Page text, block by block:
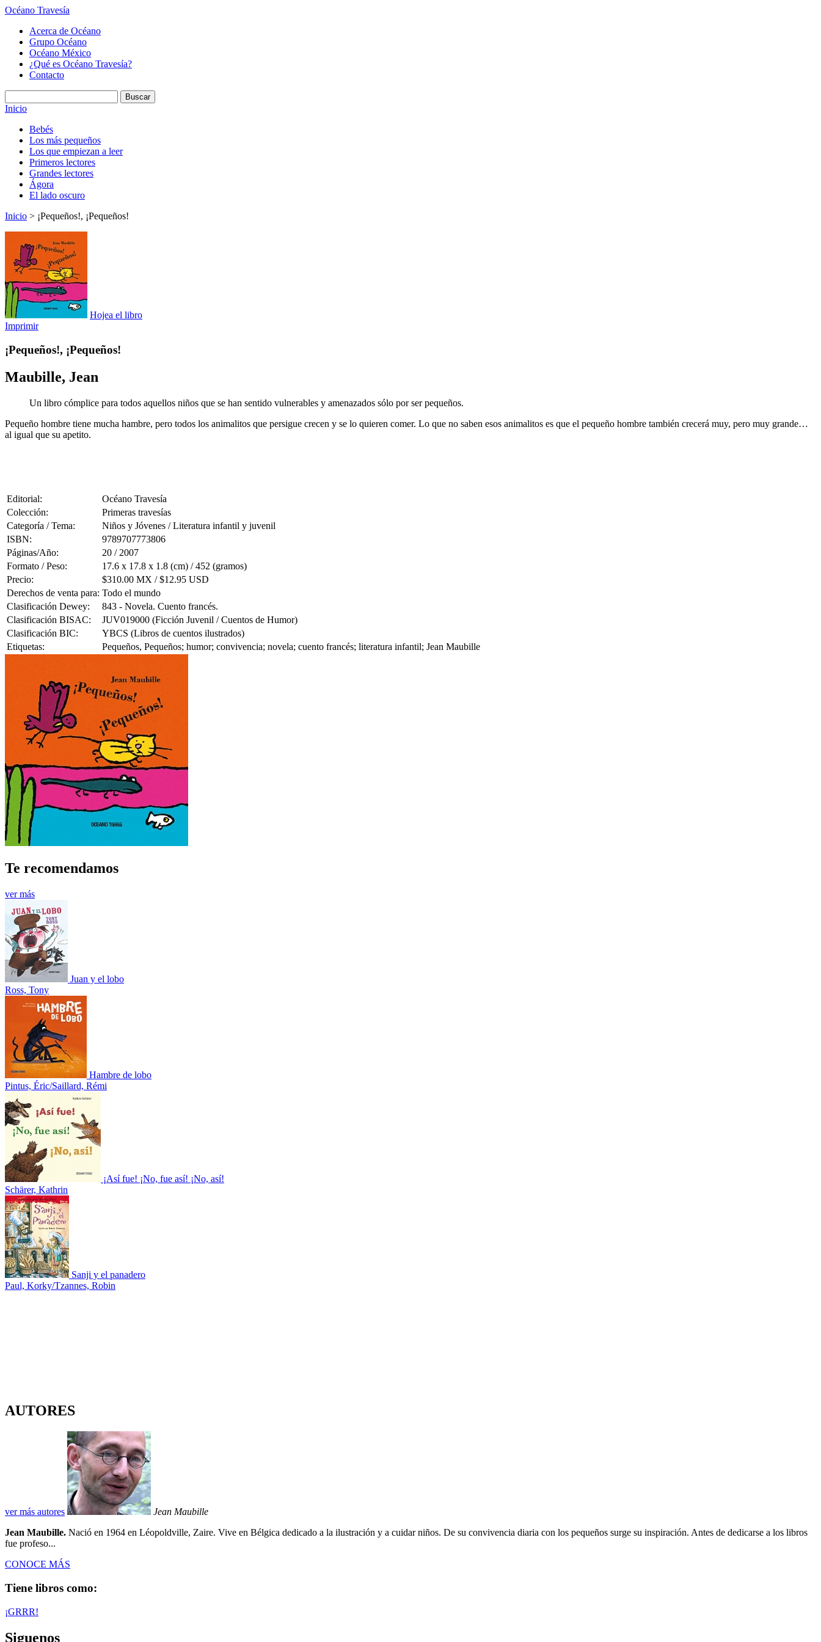
Océano Travesía
Acerca de Océano
Grupo Océano
Océano México
¿Qué es Océano Travesía?
Contacto
Inicio
Bebés
Los más pequeños
Los que empiezan a leer
Primeros lectores
Grandes lectores
Ágora
El lado oscuro
Inicio > ¡Pequeños!, ¡Pequeños!
Hojea el libro
Imprimir
¡Pequeños!, ¡Pequeños!
Maubille, Jean
Un libro cómplice para todos aquellos niños que se han sentido vulnerables y amenazados sólo por ser pequeños.
Pequeño hombre tiene mucha hambre, pero todos los animalitos que persigue crecen y se lo quieren comer. Lo que no saben esos animalitos es que el pequeño hombre también crecerá muy, pero muy grande…
al igual que su apetito.
Editorial:
Océano Travesía
Colección:
Primeras travesías
Categoría / Tema:
Niños y Jóvenes / Literatura infantil y juvenil
ISBN:
9789707773806
Páginas/Año:
20 / 2007
Formato / Peso:
17.6 x 17.8 x 1.8 (cm) / 452 (gramos)
Precio:
$310.00 MX / $12.95 USD
Derechos de venta para: Todo el mundo
Clasificación Dewey:
843 - Novela. Cuento francés.
Clasificación BISAC:
JUV019000 (Ficción Juvenil / Cuentos de Humor)
Clasificación BIC:
YBCS (Libros de cuentos ilustrados)
Etiquetas:
Pequeños, Pequeños; humor; convivencia; novela; cuento francés; literatura infantil; Jean Maubille
Te recomendamos
ver más
Juan y el lobo
Ross, Tony
Hambre de lobo
Pintus, Éric/Saillard, Rémi
¡Así fue! ¡No, fue así! ¡No, así!
Schärer, Kathrin
Sanji y el panadero
Paul, Korky/Tzannes, Robin
AUTORES
ver más autores
Jean Maubille
Jean Maubille. Nació en 1964 en Léopoldville, Zaire. Vive en Bélgica dedicado a la ilustración y a cuidar niños. De su convivencia diaria con los pequeños surge su inspiración. Antes de dedicarse a los libros
fue profeso...
CONOCE MÁS
Tiene libros como:
¡GRRR!
Siguenos